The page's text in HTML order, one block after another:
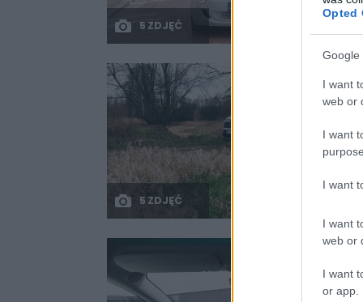
Opted
Google
I want
web or
I want
I want
I want
web or
I want
or app.
5 ZDJĘĆ
5 ZDJĘĆ